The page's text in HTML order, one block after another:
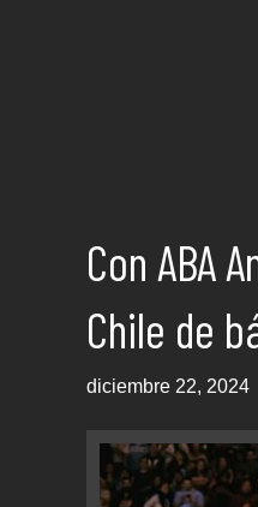
Con ABA
Chile de
diciembre 22, 2024